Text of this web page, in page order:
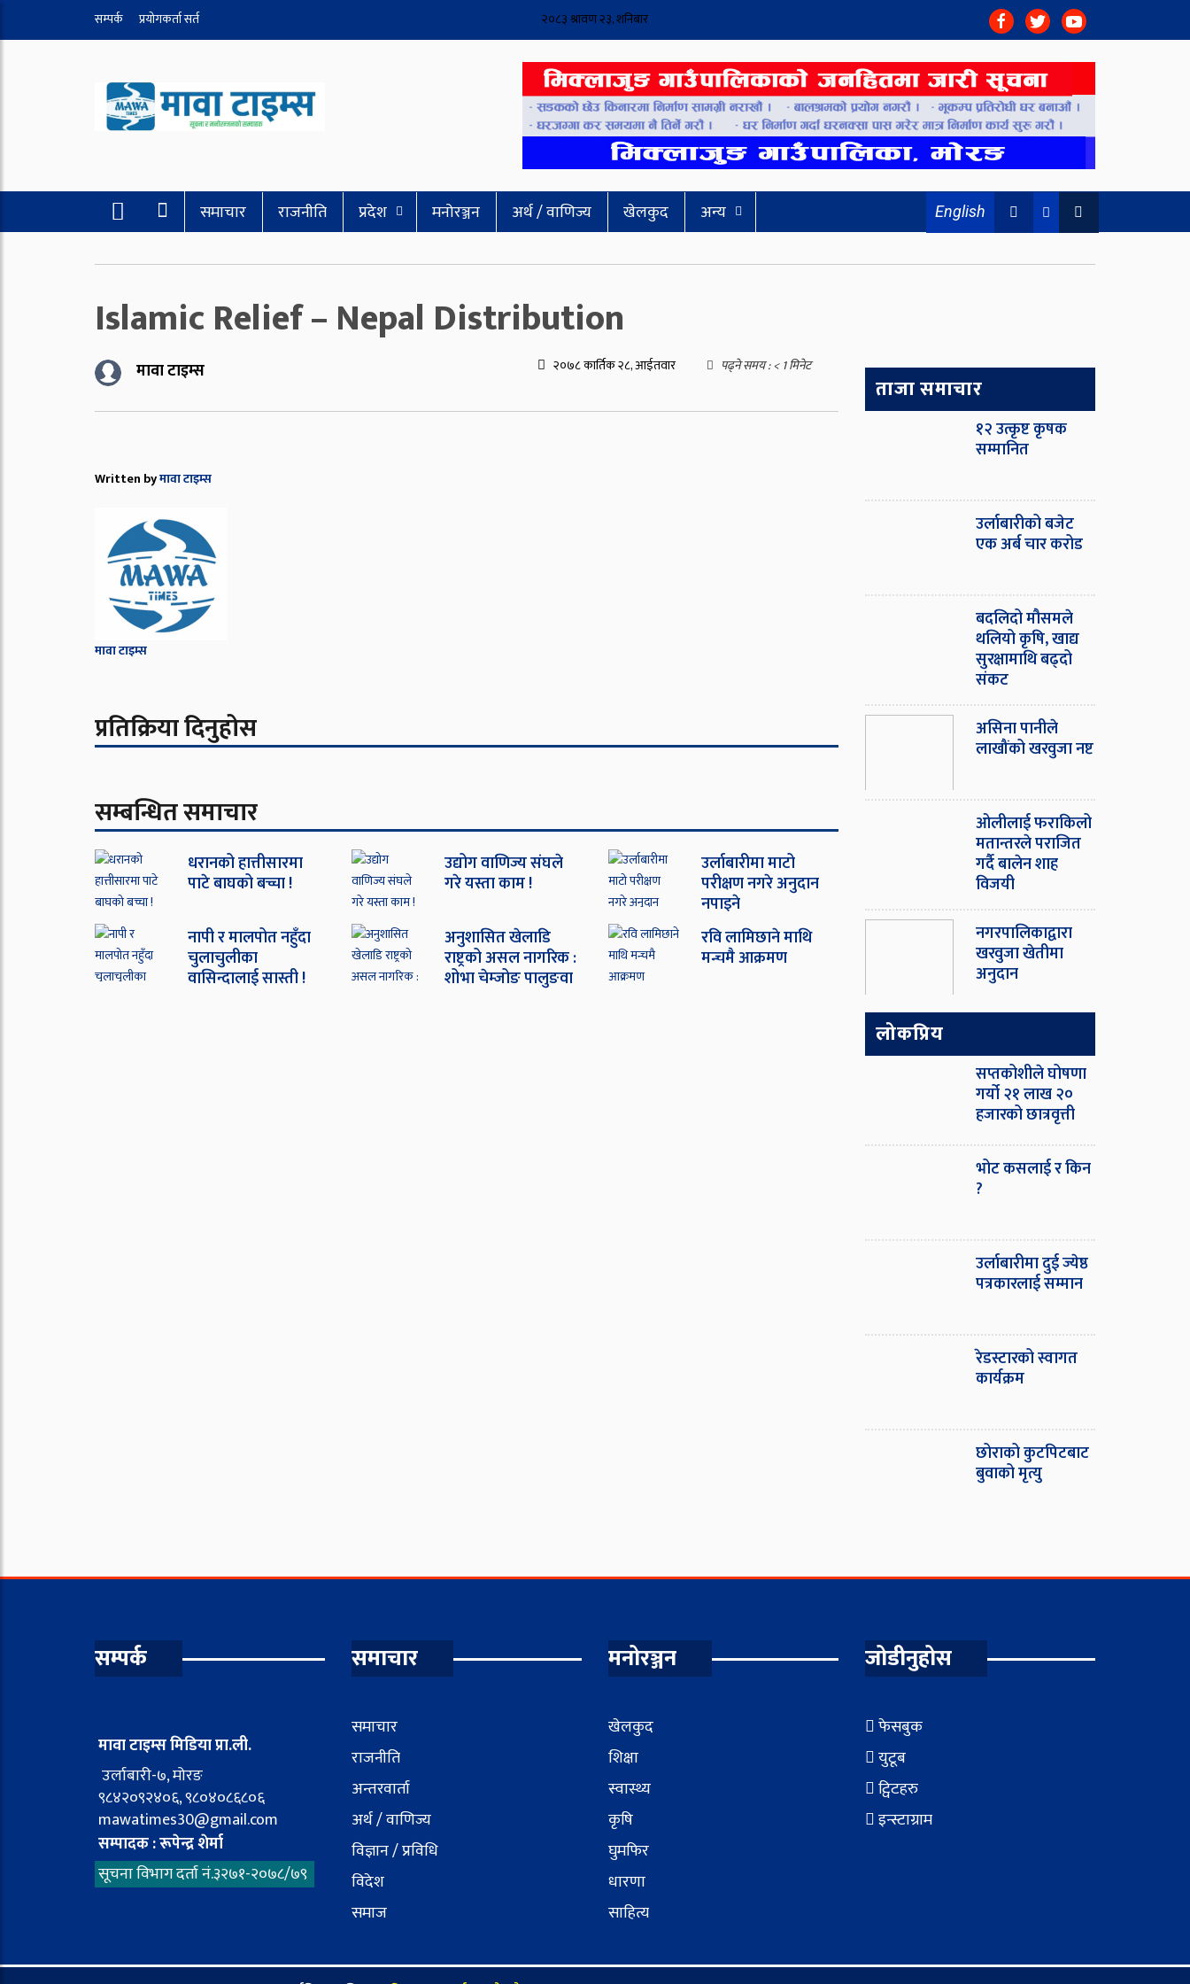
सम्पर्क प्रयोगकर्ता सर्त २०८३ श्रावण २३, शनिबार
समाचार राजनीति प्रदेश मनोरञ्जन अर्थ / वाणिज्य खेलकुद अन्य English
Islamic Relief – Nepal Distribution
मावा टाइम्स २०७८ कार्तिक २८, आईतवार पढ्ने समय :< 1मिनेट
Written byमावा टाइम्स
मावा टाइम्स
प्रतिक्रिया दिनुहोस
सम्बन्धित समाचार
धरानको हात्तीसारमा
पाटे बाघको बच्चा !
उद्योग वाणिज्य संघले
गरे यस्ता काम !
उर्लाबारीमा माटो
परीक्षण नगरे अनुदान
नपाइने
नापी र मालपोत नहुँदा
चुलाचुलीका
वासिन्दालाई सास्ती !
अनुशासित खेलाडि
राष्ट्रको असल नागरिक :
शोभा चेम्जोङ पालुङवा
रवि लामिछाने माथि
मन्चमै आक्रमण
ताजा समाचार
१२ उत्कृष्ट कृषक
सम्मानित
उर्लाबारीको बजेट
एक अर्ब चार करोड
बदलिदो मौसमले
थलियो कृषि, खाद्य
सुरक्षामाथि बढ्दो
संकट
असिना पानीले
लाखौंको खरवुजा नष्ट
ओ‌लीलाई फराकिलो
मतान्तरले पराजित
गर्दै बालेन शाह
विजयी
नगरपालिकाद्वारा
खरवुजा खेतीमा
अनुदान
लोकप्रिय
सप्तकोशीले घोषणा
गर्यो २१ लाख २०
हजारको छात्रवृत्ती
भोट कसलाई र किन
?
उर्लाबारीमा दुई ज्येष्ठ
पत्रकारलाई सम्मान
रेडस्टारको स्वागत
कार्यक्रम
छोराको कुटपिटबाट
बुवाको मृत्यु
सम्पर्क
मावा टाइम्स मिडिया प्रा.ली.
उर्लाबारी-७, मोरङ
९८४२०९२४०६, ९८०४०८६८०६
mawatimes30@gmail.com
सम्पादक : रूपेन्द्र शेर्मा
सूचना विभाग दर्ता नं.३२७१-२०७८/७९
समाचार
समाचार
राजनीति
अन्तरवार्ता
अर्थ / वाणिज्य
विज्ञान / प्रविधि
विदेश
समाज
मनोरञ्जन
खेलकुद
शिक्षा
स्वास्थ्य
कृषि
घुमफिर
धारणा
साहित्य
जोडीनुहोस
फेसबुक
युटूब
ट्विटहरु
इन्स्टाग्राम